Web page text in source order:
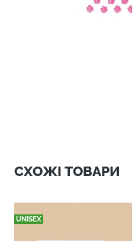
СХОЖІ ТОВАРИ
UNISEX